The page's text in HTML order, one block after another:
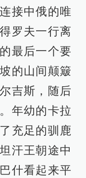
接中俄的唯
罗夫一行离
最后一个要
的山间颠簸
吉斯，随后
年幼的卡拉
充足的驯鹿
汗王朝途中
什看起来平